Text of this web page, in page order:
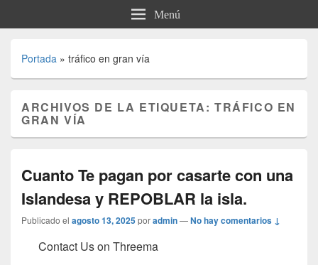
Menú
Portada » tráfico en gran vía
ARCHIVOS DE LA ETIQUETA:TRÁFICO EN
GRAN VÍA
Cuanto Te pagan por casarte con una
Islandesa y REPOBLAR la isla.
Publicado el agosto 13, 2025poradmin—No hay comentarios ↓
Contact Us on Threema